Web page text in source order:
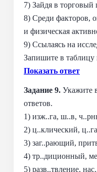
7) Зайдя в торговый
8) Среди факторов,
и физическая
9) Ссылаясь на
Запишите в
Показать ответ
Задание 9. Укажите
ответов.
1) изж..га, ш..в,
2) ц..клический,
3) заг..рающий,
4) тр..диционный,
5) разв..твление,